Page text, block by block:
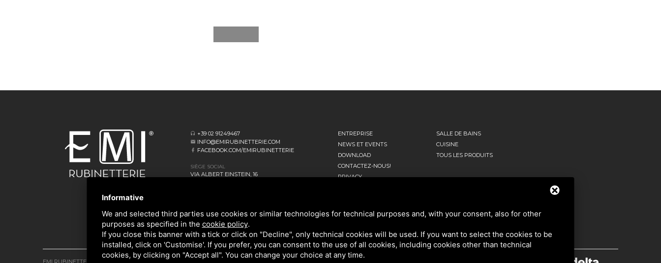
+39 02 91249467
INFO@EMIRUBINETTERIE.COM
FACEBOOK.COM/EMIRUBINETTERIE
SIÈGE SOCIAL
VIA ALBERT EINSTEIN, 16
20873 CAVENAGO DI BRIANZA MB - ITALIA
ENTREPRISE
NEWS ET EVENTS
DOWNLOAD
CONTACTEZ-NOUS!
PRIVACY
SALLE DE BAINS
CUISINE
TOUS LES PRODUITS
EMI RUBINETTERIE SRL - P.IVA 09985650960
Informative
We and selected third parties use cookies or similar technologies for technical purposes and, with your consent, also for other
purposes as specified in the cookie policy.
If you close this banner with a tick or click on "Decline", only technical cookies will be used. If you want to select the cookies to be
installed, click on 'Customise'. If you prefer, you can consent to the use of all cookies, including cookies other than technical
cookies, by clicking on "Accept all". You can change your choice at any time.